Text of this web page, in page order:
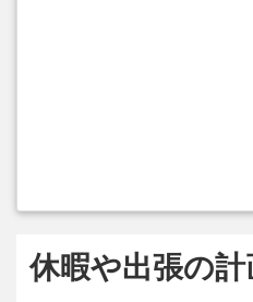
休暇や出張の計